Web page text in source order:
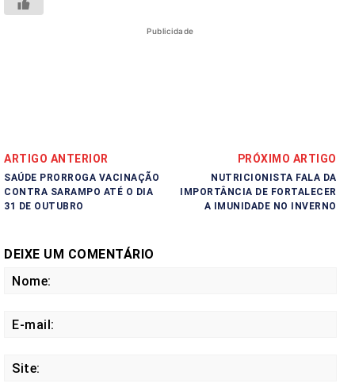
Publicidade
ARTIGO ANTERIOR
SAÚDE PRORROGA VACINAÇÃO
CONTRA SARAMPO ATÉ O DIA
31 DE OUTUBRO
PRÓXIMO ARTIGO
NUTRICIONISTA FALA DA
IMPORTÂNCIA DE FORTALECER
A IMUNIDADE NO INVERNO
DEIXE UM COMENTÁRIO